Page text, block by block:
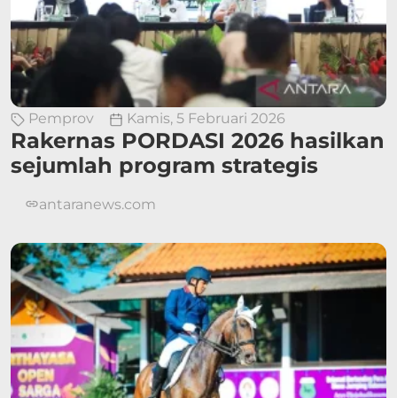
Pemprov Kamis, 5 Februari 2026
Rakernas PORDASI 2026 hasilkan
sejumlah program strategis
antaranews.com